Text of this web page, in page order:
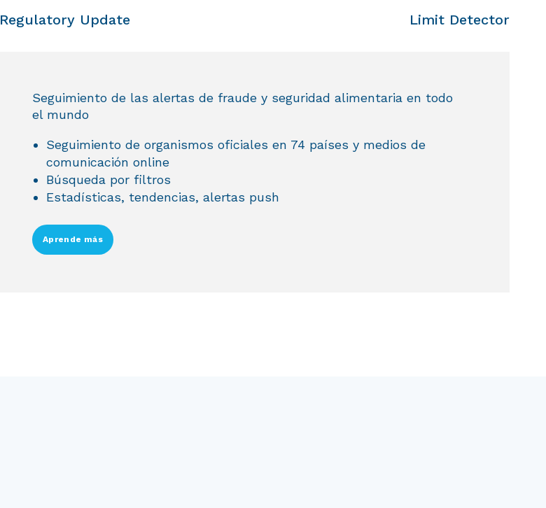
Regulatory Update Limit Detector
Seguimiento de las alertas de fraude y seguridad alimentaria en todo
el mundo
Seguimiento de organismos oficiales en 74 países y medios de
comunicación online
Búsqueda por filtros
Estadísticas, tendencias, alertas push
Aprende más